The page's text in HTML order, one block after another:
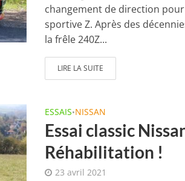
changement de direction
sportive Z. Après des
la frêle 240Z...
LIRE LA SUITE
ESSAIS•NISSAN
Essai classic
Réhabilitation !
23 avril 2021